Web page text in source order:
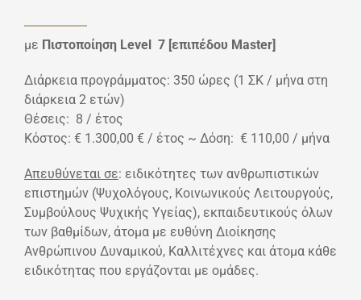
με Πιστοποίηση Level 7 [επιπέδου Master]
Διάρκεια προγράμματος: 350 ώρες (1 ΣΚ / μήνα στη
διάρκεια 2 ετών)
Θέσεις: 8 / έτος
Κόστος: € 1.300,00 € / έτος ~ Δόση: € 110,00 / μήνα
Απευθύνεται σε: ειδικότητες των ανθρωπιστικών
επιστημών (Ψυχολόγους, Κοινωνικούς Λειτουργούς,
Συμβούλους Ψυχικής Υγείας), εκπαιδευτικούς όλων
των βαθμίδων, άτομα με ευθύνη Διοίκησης
Ανθρώπινου Δυναμικού, Καλλιτέχνες και άτομα κάθε
ειδικότητας που εργάζονται με ομάδες.